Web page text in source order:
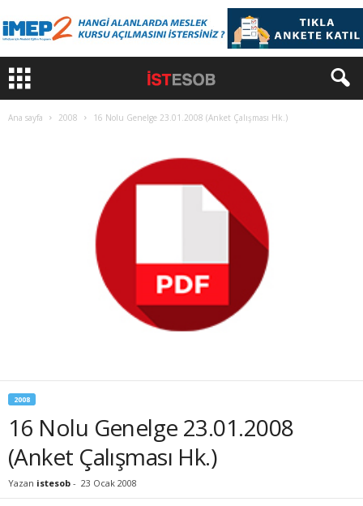
Ana sayfa 2008 16 Nolu Genelge 23.01.2008 (Anket Çalışması Hk.)
2008
16 Nolu Genelge 23.01.2008
(Anket Çalışması Hk.)
Yazan istesob - 23 Ocak 2008